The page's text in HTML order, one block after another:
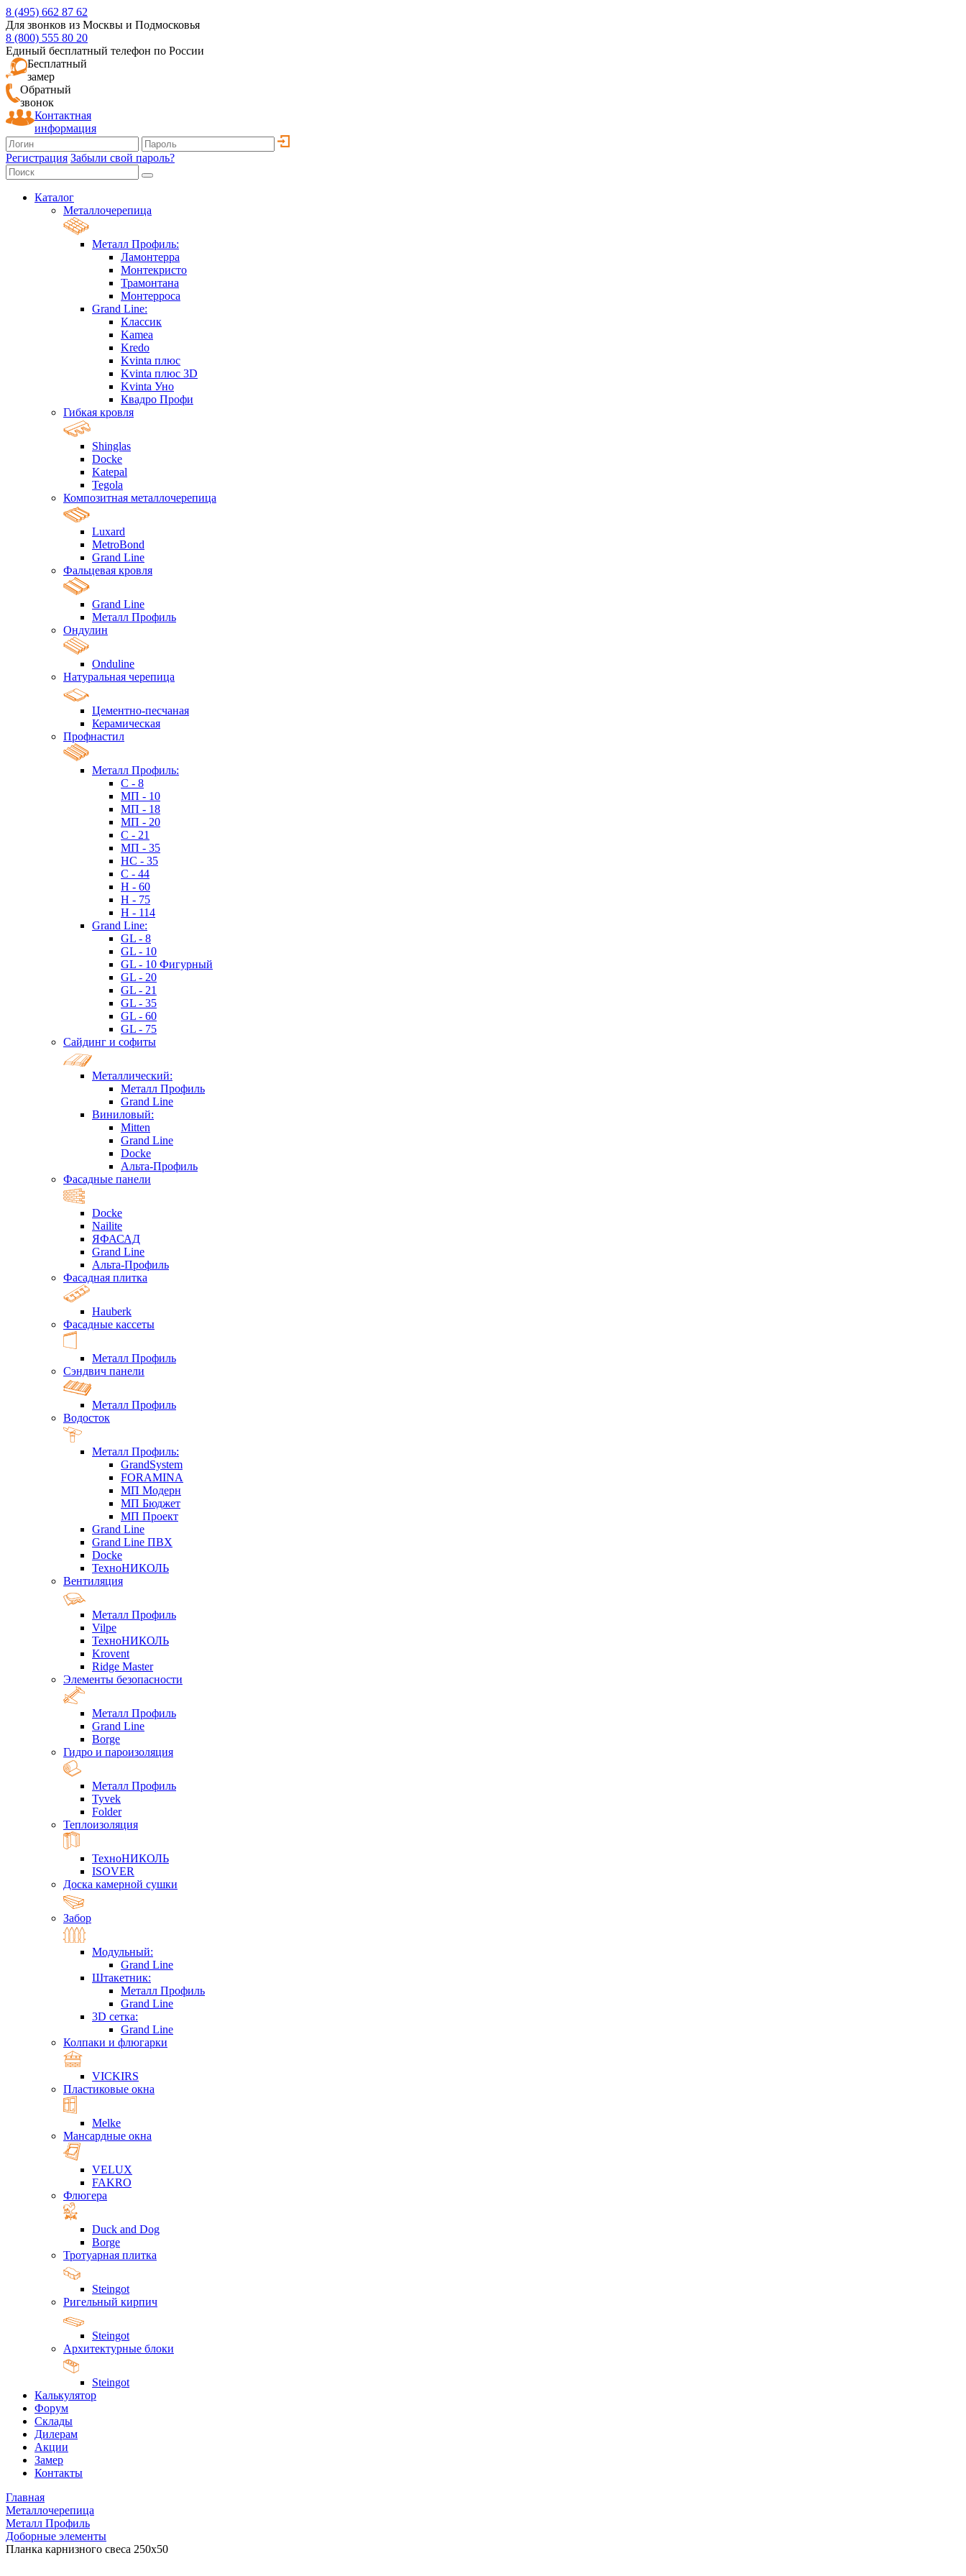
8 (495) 662 87 62
Для звонков из Москвы и Подмосковья
8 (800) 555 80 20
Единый бесплатный телефон по России
Бесплатный
замер
Обратный
звонок
Контактная
информация
Регистрация Забыли свой пароль?
Каталог
Металлочерепица
Металл Профиль:
Ламонтерра
Монтекристо
Трамонтана
Монтерроса
Grand Line:
Классик
Kamea
Kredo
Kvinta плюс
Kvinta плюс 3D
Kvinta Уно
Квадро Профи
Гибкая кровля
Shinglas
Docke
Katepal
Tegola
Композитная металлочерепица
Luxard
MetroBond
Grand Line
Фальцевая кровля
Grand Line
Металл Профиль
Ондулин
Onduline
Натуральная черепица
Цементно-песчаная
Керамическая
Профнастил
Металл Профиль:
C - 8
МП - 10
МП - 18
МП - 20
C - 21
МП - 35
HC - 35
C - 44
H - 60
H - 75
H - 114
Grand Line:
GL - 8
GL - 10
GL - 10 Фигурный
GL - 20
GL - 21
GL - 35
GL - 60
GL - 75
Сайдинг и софиты
Металлический:
Металл Профиль
Grand Line
Виниловый:
Mitten
Grand Line
Docke
Альта-Профиль
Фасадные панели
Docke
Nailite
ЯФАСАД
Grand Line
Альта-Профиль
Фасадная плитка
Hauberk
Фасадные кассеты
Металл Профиль
Сэндвич панели
Металл Профиль
Водосток
Металл Профиль:
GrandSystem
FORAMINA
МП Модерн
МП Бюджет
МП Проект
Grand Line
Grand Line ПВХ
Docke
ТехноНИКОЛЬ
Вентиляция
Металл Профиль
Vilpe
ТехноНИКОЛЬ
Krovent
Ridge Master
Элементы безопасности
Металл Профиль
Grand Line
Borge
Гидро и пароизоляция
Металл Профиль
Tyvek
Folder
Теплоизоляция
ТехноНИКОЛЬ
ISOVER
Доска камерной сушки
Забор
Модульный:
Grand Line
Штакетник:
Металл Профиль
Grand Line
3D сетка:
Grand Line
Колпаки и флюгарки
VICKIRS
Пластиковые окна
Melke
Мансардные окна
VELUX
FAKRO
Флюгера
Duck and Dog
Borge
Тротуарная плитка
Steingot
Ригельный кирпич
Steingot
Архитектурные блоки
Steingot
Калькулятор
Форум
Склады
Дилерам
Акции
Замер
Контакты
Главная
Металлочерепица
Металл Профиль
Доборные элементы
Планка карнизного свеса 250x50